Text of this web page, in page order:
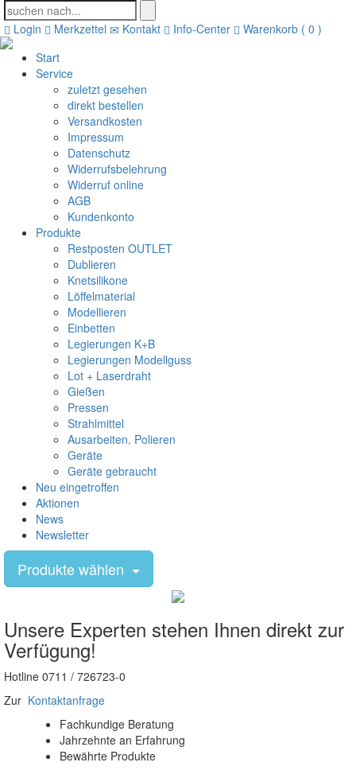
Login Merkzettel Kontakt Info-Center
Warenkorb ( 0 )
Start
Service
zuletzt gesehen
direkt bestellen
Versandkosten
Impressum
Datenschutz
Widerrufsbelehrung
Widerruf online
AGB
Kundenkonto
Produkte
Restposten OUTLET
Dublieren
Knetsilikone
Löffelmaterial
Modellieren
Einbetten
Legierungen K+B
Legierungen Modellguss
Lot + Laserdraht
Gießen
Pressen
Strahlmittel
Ausarbeiten, Polieren
Geräte
Geräte gebraucht
Neu eingetroffen
Aktionen
News
Newsletter
Produkte wählen
Unsere Experten stehen Ihnen direkt zur
Verfügung!
Hotline 0711 / 726723-0
Zur Kontaktanfrage
Fachkundige Beratung
Jahrzehnte an Erfahrung
Bewährte Produkte